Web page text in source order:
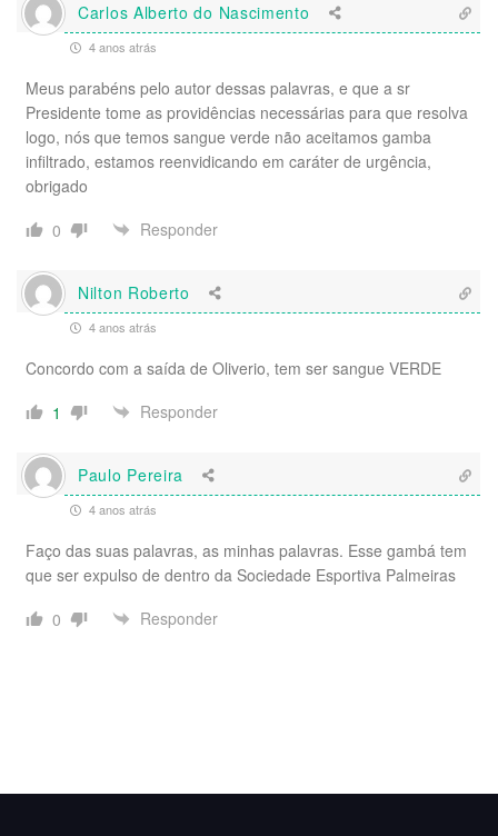
Carlos Alberto do Nascimento
4 anos atrás
Meus parabéns pelo autor dessas palavras, e que a sr
Presidente tome as providências necessárias para que resolva
logo, nós que temos sangue verde não aceitamos gamba
infiltrado, estamos reenvidicando em caráter de urgência,
obrigado
0
Responder
Nilton Roberto
4 anos atrás
Concordo com a saída de Oliverio, tem ser sangue VERDE
1
Responder
Paulo Pereira
4 anos atrás
Faço das suas palavras, as minhas palavras. Esse gambá tem
que ser expulso de dentro da Sociedade Esportiva Palmeiras
0
Responder